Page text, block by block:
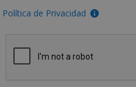
Política de Privacidad